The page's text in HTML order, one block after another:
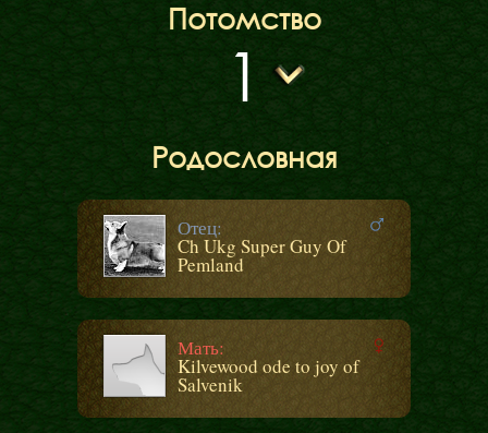
Потомство
1
Родословная
Отец:
Ch Ukg Super Guy Of
Pemland
Мать:
Kilvewood ode to joy of
Salvenik